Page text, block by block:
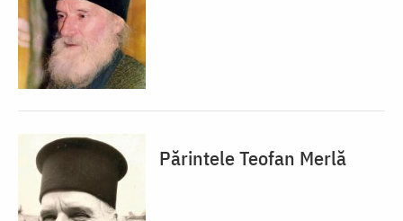
Părintele Teofan Merlă